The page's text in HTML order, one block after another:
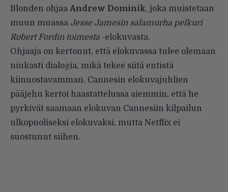
Blonden ohjaa Andrew Dominik, joka muistetaan
muun muassa Jesse Jamesin salamurha pelkuri
Robert Fordin toimesta -elokuvasta.
Ohjaaja on kertonut, että elokuvassa tulee olemaan
niukasti dialogia, mikä tekee siitä entistä
kiinnostavamman. Cannesin elokuvajuhlien
pääjehu kertoi haastattelussa aiemmin, että he
pyrkivät saamaan elokuvan Cannesiin kilpailun
ulkopuoliseksi elokuvaksi, mutta Netflix ei
suostunut siihen.